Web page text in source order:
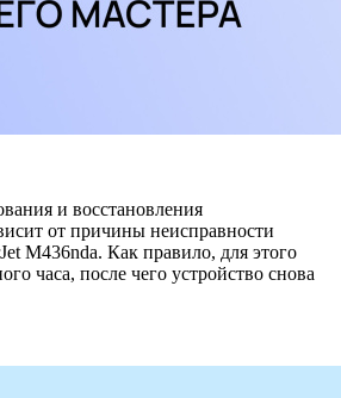
и восстановления
от причины неисправности
M436nda. Как правило, для этого
часа, после чего устройство снова